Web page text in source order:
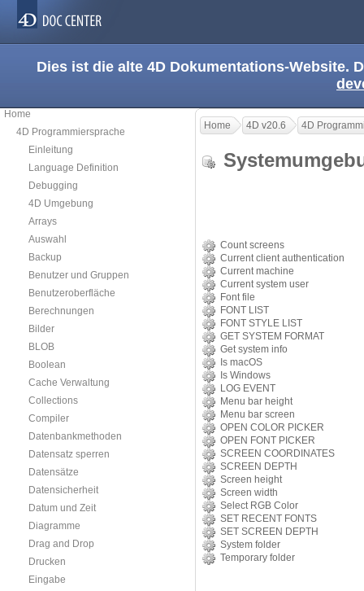
Dies ist die alte 4D Dokumentations-Website.
Home
4D Programmiersprache
Einleitung
Language Definition
Debugging
4D Umgebung
Arrays
Auswahl
Backup
Benutzer und Gruppen
Benutzeroberfläche
Berechnungen
Bilder
BLOB
Boolean
Cache Verwaltung
Collections
Compiler
Datenbankmethoden
Datensatz sperren
Datensätze
Datensicherheit
Datum und Zeit
Diagramme
Drag and Drop
Drucken
Eingabe
Home 4D v20.6 4D
Count screens
Current client authentication
Current machine
Current system user
Font file
FONT LIST
FONT STYLE LIST
GET SYSTEM FORMAT
Get system info
Is macOS
Is Windows
LOG EVENT
Menu bar height
Menu bar screen
OPEN COLOR PICKER
OPEN FONT PICKER
SCREEN COORDINATES
SCREEN DEPTH
Screen height
Screen width
Select RGB Color
SET RECENT FONTS
SET SCREEN DEPTH
System folder
Temporary folder